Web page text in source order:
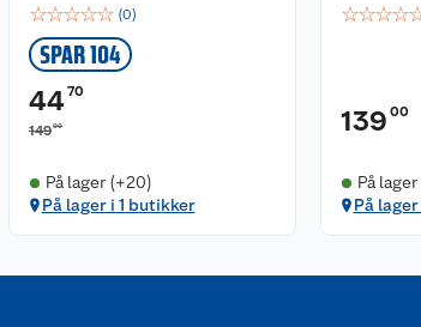
☆☆☆☆☆ (0)
SPAR 104
4470
14900
På lager (+20)
På lager i 1 butikker
☆☆☆☆
139 00
På
På